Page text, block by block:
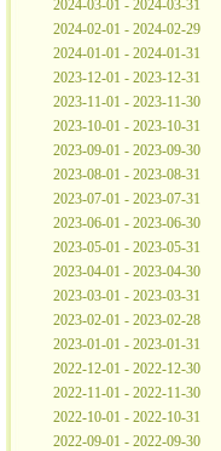
2024-03-01 - 2024-03-31
2024-02-01 - 2024-02-29
2024-01-01 - 2024-01-31
2023-12-01 - 2023-12-31
2023-11-01 - 2023-11-30
2023-10-01 - 2023-10-31
2023-09-01 - 2023-09-30
2023-08-01 - 2023-08-31
2023-07-01 - 2023-07-31
2023-06-01 - 2023-06-30
2023-05-01 - 2023-05-31
2023-04-01 - 2023-04-30
2023-03-01 - 2023-03-31
2023-02-01 - 2023-02-28
2023-01-01 - 2023-01-31
2022-12-01 - 2022-12-30
2022-11-01 - 2022-11-30
2022-10-01 - 2022-10-31
2022-09-01 - 2022-09-30